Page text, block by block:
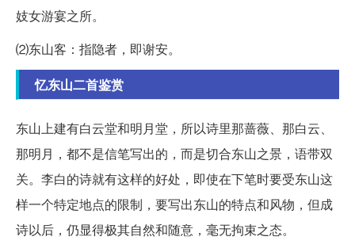
妓女游宴之所。
⑵东山客：指隐者，即谢安。
忆东山二首鉴赏
东山上建有白云堂和明月堂，所以诗里那蔷薇、那白云、
那明月，都不是信笔写出的，而是切合东山之景，语带双
关。李白的诗就有这样的好处，即使在下笔时要受东山这
样一个特定地点的限制，要写出东山的特点和风物，但成
诗以后，仍显得极其自然和随意，毫无拘束之态。